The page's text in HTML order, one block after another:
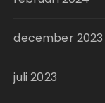
december 2023
juli 2023